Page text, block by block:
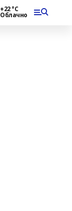
+22 °С
Облачно